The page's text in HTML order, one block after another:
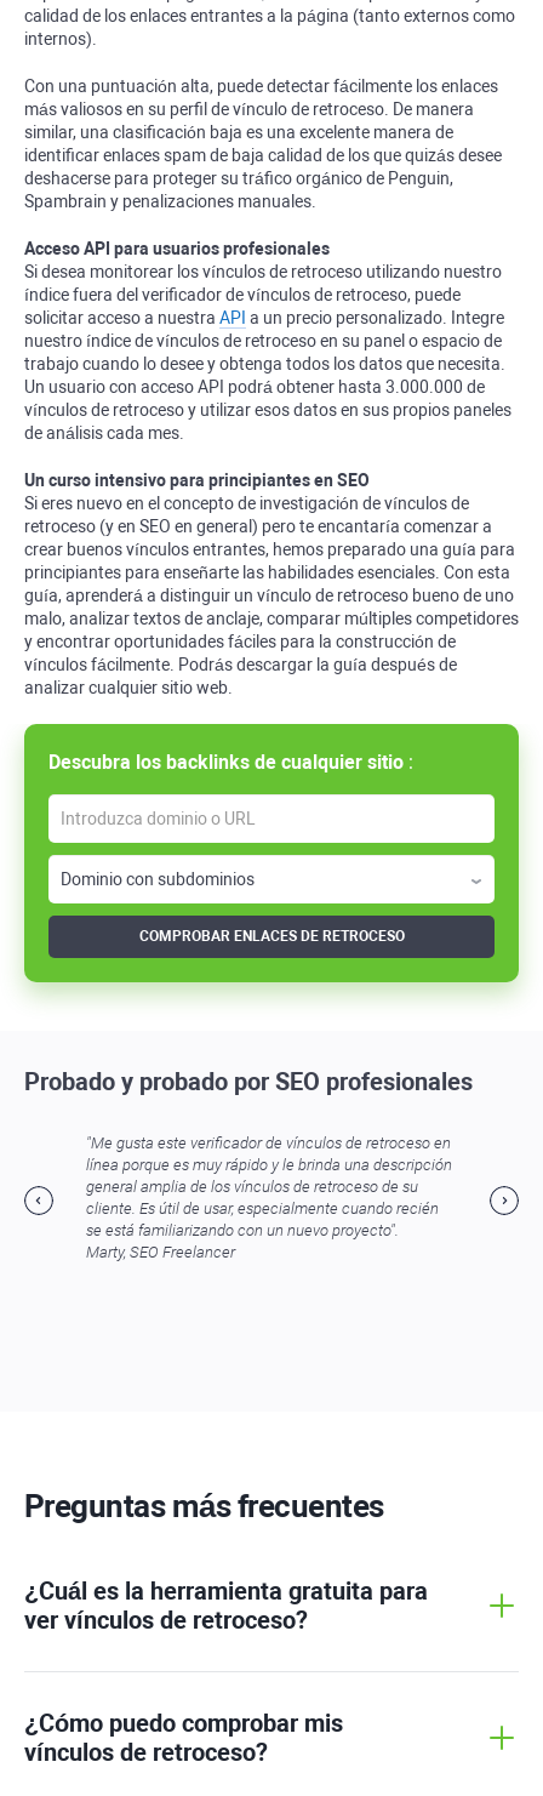
calidad de los enlaces entrantes a la página (tanto externos como
internos).
Con una puntuación alta, puede detectar fácilmente los enlaces
más valiosos en su perfil de vínculo de retroceso. De manera
similar, una clasificación baja es una excelente manera de
identificar enlaces spam de baja calidad de los que quizás desee
deshacerse para proteger su tráfico orgánico de Penguin,
Spambrain y penalizaciones manuales.
Acceso API para usuarios profesionales
Si desea monitorear los vínculos de retroceso utilizando nuestro
índice fuera del verificador de vínculos de retroceso, puede
solicitar acceso a nuestra API a un precio personalizado. Integre
nuestro índice de vínculos de retroceso en su panel o espacio de
trabajo cuando lo desee y obtenga todos los datos que necesita.
Un usuario con acceso API podrá obtener hasta 3.000.000 de
vínculos de retroceso y utilizar esos datos en sus propios paneles
de análisis cada mes.
Un curso intensivo para principiantes en SEO
Si eres nuevo en el concepto de investigación de vínculos de
retroceso (y en SEO en general) pero te encantaría comenzar a
crear buenos vínculos entrantes, hemos preparado una guía para
principiantes para enseñarte las habilidades esenciales. Con esta
guía, aprenderá a distinguir un vínculo de retroceso bueno de uno
malo, analizar textos de anclaje, comparar múltiples competidores
y encontrar oportunidades fáciles para la construcción de
vínculos fácilmente. Podrás descargar la guía después de
analizar cualquier sitio web.
Descubra los backlinks de cualquier sitio :
COMPROBAR ENLACES DE RETROCESO
Probado y probado por SEO profesionales
"Me gusta este verificador de vínculos de retroceso en
línea porque es muy rápido y le brinda una descripción
general amplia de los vínculos de retroceso de su
cliente. Es útil de usar, especialmente cuando recién
se está familiarizando con un nuevo proyecto".
Marty, SEO Freelancer
Preguntas más frecuentes
¿Cuál es la herramienta gratuita para
ver vínculos de retroceso?
¿Cómo puedo comprobar mis
vínculos de retroceso?